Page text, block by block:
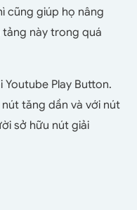
cũng giúp họ nâng
này trong quá
Youtube Play Button.
tăng dần và với nút
sở hữu nút giải